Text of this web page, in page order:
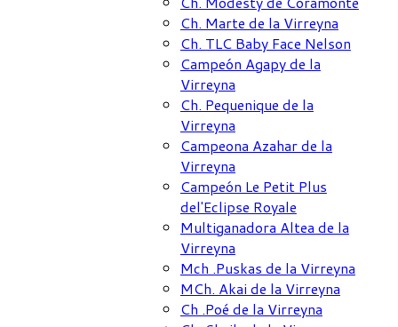
Ch. Marte de la Virreyna
Ch. TLC Baby Face Nelson
Campeón Agapy de la
Virreyna
Ch. Pequenique de la
Virreyna
Campeona Azahar de la
Virreyna
Campeón Le Petit Plus
del'Eclipse Royale
Multiganadora Altea de la
Virreyna
Mch .Puskas de la Virreyna
MCh. Akai de la Virreyna
Ch .Poé de la Virreyna